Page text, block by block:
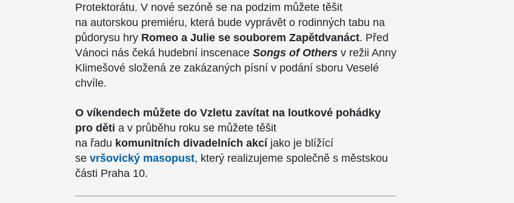
Protektorátu. V nové sezóně se na podzim můžete těšit
na autorskou premiéru, která bude vyprávět o rodinných tabu na
půdorysu hry Romeo a Julie se souborem Zapětdvanáct. Před
Vánoci nás čeká hudební inscenace Songs of Others v režii Anny
Klimešové složená ze zakázaných písní v podání sboru Veselé
chvíle.
O víkendech můžete do Vzletu zavítat na loutkové pohádky
pro děti a v průběhu roku se můžete těšit
na řadu komunitních divadelních akcí jako je blížící
se vršovický masopust, který realizujeme společně s městskou
části Praha 10.